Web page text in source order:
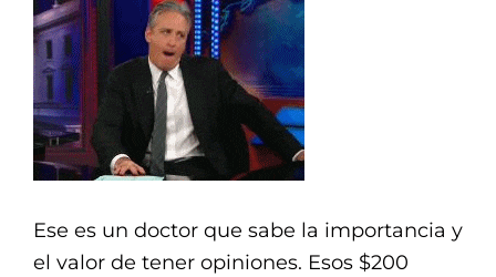
Ese es un doctor que sabe la importancia y
el valor de tener opiniones. Esos $200